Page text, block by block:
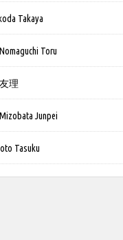
Takaya
Toru
理
Junpei
Tasuku